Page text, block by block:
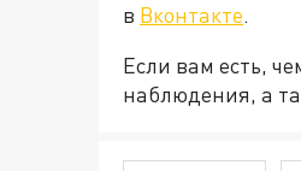
в Вконтакте.
Если вам есть,
наблюдения, а